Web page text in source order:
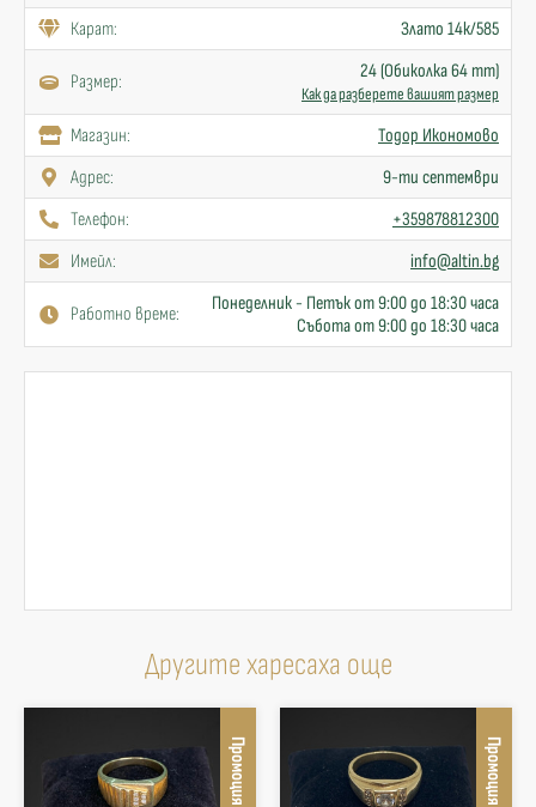
Карат:
Злато 14к/585
Размер: 24 (Обиколка 64 mm)
Как да разберете вашият размер
Mагазин:
Тодор Икономово
Адрес:
9-ти септември
Телефон:
+359878812300
Имейл:
info@altin.bg
Работно време:
Понеделник - Петък от 9:00 до 18:30 часа
Събота от 9:00 до 18:30 часа
Другите харесаха още
Промоция Промоция